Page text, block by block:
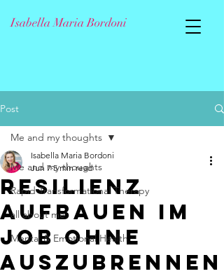
Isabella Maria Bordoni
Post
Me and my thoughts
Rapid Transformational Therapy
all about me
Mental & Emotional Health
Me and my thoughts
Resilienz
aufbauen im
Job ohne
auszubrennen
Isabella Maria Bordoni
Jun 7 5 min read